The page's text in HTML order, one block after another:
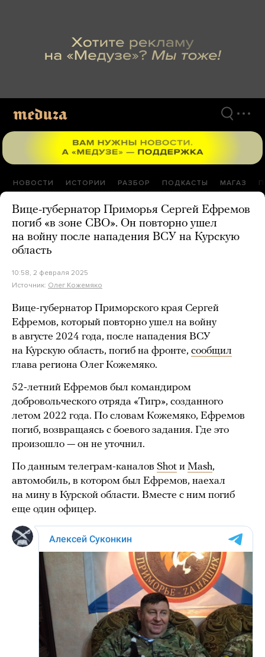
НОВОСТИ ИСТОРИИ РАЗБОР ПОДКАСТЫ МАГАЗ
Вице-губернатор Приморья Сергей Ефремов
погиб «в зоне СВО». Он повторно ушел
на войну после нападения ВСУ на Курскую
область
10:58, 2 февраля 2025
Источник: Олег Кожемяко
Вице-губернатор Приморского края Сергей
Ефремов, который повторно ушел на войну
в августе 2024 года, после нападения ВСУ
на Курскую область, погиб на фронте, сообщил
глава региона Олег Кожемяко.
52-летний Ефремов был командиром
добровольческого отряда «Тигр», созданного
летом 2022 года. По словам Кожемяко, Ефремов
погиб, возвращаясь с боевого задания. Где это
произошло — он не уточнил.
По данным телеграм-каналов Shot и Mash,
автомобиль, в котором был Ефремов, наехал
на мину в Курской области. Вместе с ним погиб
еще один офицер.